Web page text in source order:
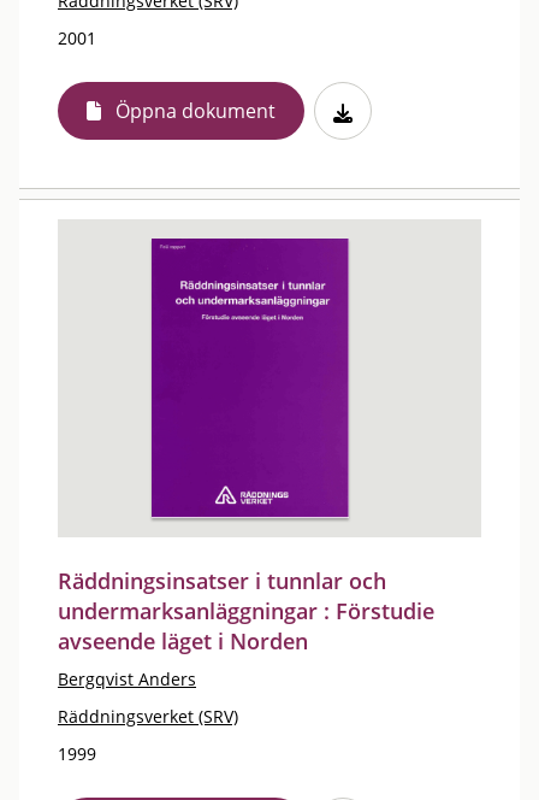
2001
Öppna dokument
Räddningsinsatser i tunnlar och
undermarksanläggningar : Förstudie
avseende läget i Norden
Bergqvist Anders
Räddningsverket (SRV)
1999